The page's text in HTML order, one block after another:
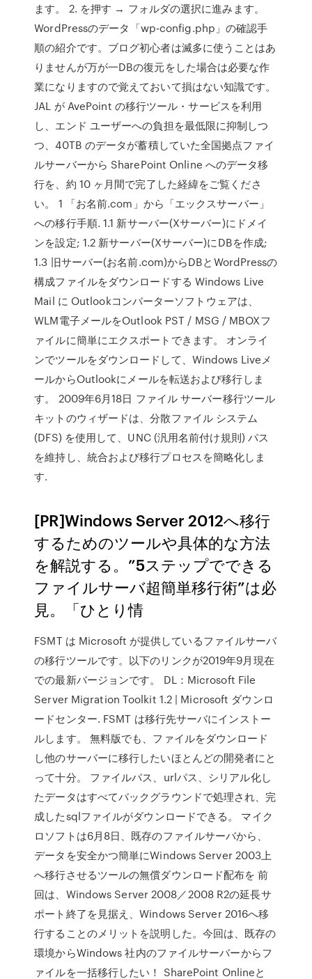
ます。 2. を押す → フォルダの選択に進みます。
WordPressのデータ「wp-config.php」の確認手
順の紹介です。ブログ初心者は滅多に使うことはあ
りませんが万が一DBの復元をした場合は必要な作
業になりますので覚えておいて損はない知識です。
JAL が AvePoint の移行ツール・サービスを利用
し、エンド ユーザーへの負担を最低限に抑制しつ
つ、40TB のデータが蓄積していた全国拠点ファイ
ルサーバーから SharePoint Online へのデータ移
行を、約 10 ヶ月間で完了した経緯をご覧くださ
い。 1 「お名前.com」から「エックスサーバー」
への移行手順. 1.1 新サーバー(Xサーバー)にドメイ
ンを設定; 1.2 新サーバー(Xサーバー)にDBを作成;
1.3 旧サーバー(お名前.com)からDBとWordPressの
構成ファイルをダウンロードする Windows Live
Mail に Outlookコンバーターソフトウェアは、
WLM電子メールをOutlook PST / MSG / MBOXフ
ァイルに簡単にエクスポートできます。 オンライ
ンでツールをダウンロードして、Windows Liveメ
ールからOutlookにメールを転送および移行しま
す。 2009年6月18日 ファイル サーバー移行ツール
キットのウィザードは、分散ファイル システム
(DFS) を使用して、UNC (汎用名前付け規則) パス
を維持し、統合および移行プロセスを簡略化しま
す.
[PR]Windows Server 2012へ移行
するためのツールや具体的な方法
を解説する。”5ステップでできる
ファイルサーバ超簡単移行術”は必
見。「ひとり情
FSMT は Microsoft が提供しているファイルサーバ
の移行ツールです。以下のリンクが2019年9月現在
での最新バージョンです。 DL：Microsoft File
Server Migration Toolkit 1.2 | Microsoft ダウンロ
ードセンター. FSMT は移行先サーバにインストー
ルします。 無料版でも、ファイルをダウンロード
し他のサーバーに移行したいほとんどの開発者にと
って十分。 ファイルパス、urlパス、シリアル化し
たデータはすべてバックグラウンドで処理され、完
成したsqlファイルがダウンロードできる。 マイク
ロソフトは6月8日、既存のファイルサーバから、
データを安全かつ簡単にWindows Server 2003上
へ移行させるツールの無償ダウンロード配布を 前
回は、Windows Server 2008／2008 R2の延長サ
ポート終了を見据え、Windows Server 2016へ移
行することのメリットを説明した。今回は、既存の
環境からWindows 社内のファイルサーバーからフ
ァイルを一括移行したい！ SharePoint Onlineと